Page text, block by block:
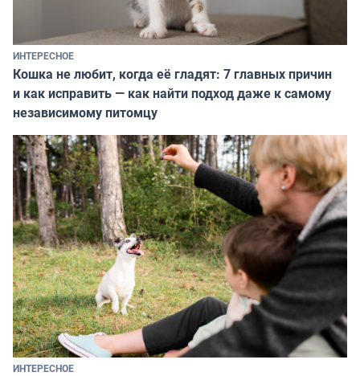
ИНТЕРЕСНОЕ
Кошка не любит, когда её гладят: 7 главных причин
и как исправить — как найти подход даже к самому
независимому питомцу
ИНТЕРЕСНОЕ